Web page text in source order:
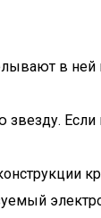
в